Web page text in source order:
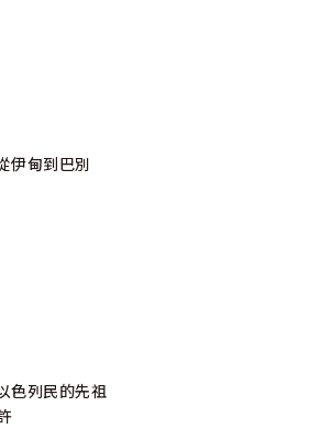
伊甸到巴別
色列民的先祖